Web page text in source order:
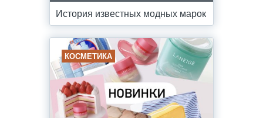
История известных модных марок
КОСМЕТИКА